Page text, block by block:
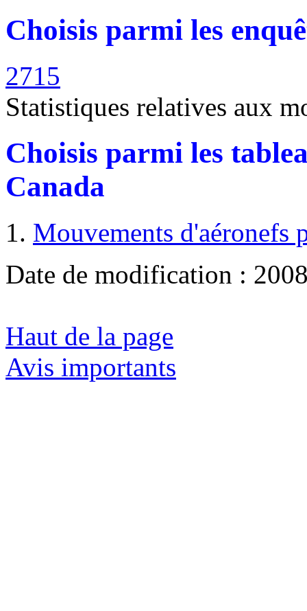
Choisis parmi les
2715
Statistiques relatives aux
Choisis parmi les
Canada
Mouvements d'aéronefs
Date de modification :
Haut de la page
Avis importants